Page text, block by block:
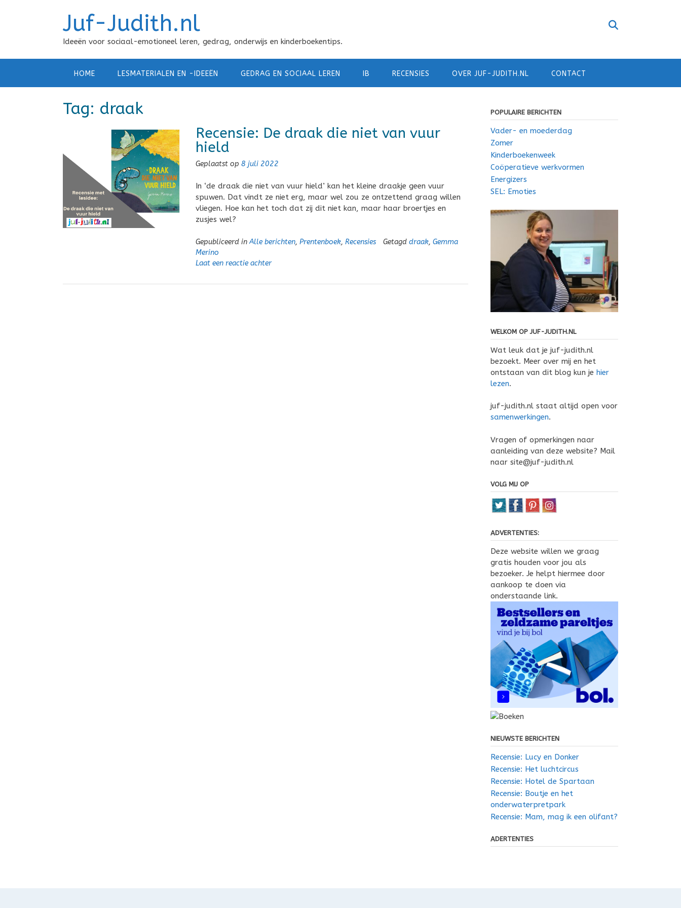
Juf-Judith.nl
Ideeën voor sociaal-emotioneel leren, gedrag, onderwijs en kinderboekentips.
HOME LESMATERIALEN EN -IDEEËN GEDRAG EN SOCIAAL LEREN IB RECENSIES OVER JUF-JUDITH.NL CONTACT
Tag: draak
Recensie: De draak die niet van vuur
hield
Geplaatst op 8 juli 2022
In ‘de draak die niet van vuur hield’ kan het kleine draakje geen vuur
spuwen. Dat vindt ze niet erg, maar wel zou ze ontzettend graag willen
vliegen. Hoe kan het toch dat zij dit niet kan, maar haar broertjes en
zusjes wel?
Gepubliceerd inAlle berichten, Prentenboek, Recensies Getagd draak, Gemma
Merino
Laat een reactie achter
POPULAIRE BERICHTEN
Vader- en moederdag
Zomer
Kinderboekenweek
Coöperatieve werkvormen
Energizers
SEL: Emoties
WELKOM OP JUF-JUDITH.NL
Wat leuk dat je juf-judith.nl
bezoekt. Meer over mij en het
ontstaan van dit blog kun je hier
lezen.
juf-judith.nl staat altijd open voor
samenwerkingen.
Vragen of opmerkingen naar
aanleiding van deze website? Mail
naar site@juf-judith.nl
VOLG MIJ OP
ADVERTENTIES:
Deze website willen we graag
gratis houden voor jou als
bezoeker. Je helpt hiermee door
aankoop te doen via
onderstaande link.
NIEUWSTE BERICHTEN
Recensie: Lucy en Donker
Recensie: Het luchtcircus
Recensie: Hotel de Spartaan
Recensie: Boutje en het
onderwaterpretpark
Recensie: Mam, mag ik een olifant?
ADERTENTIES